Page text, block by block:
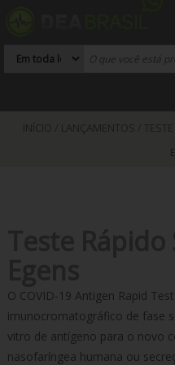
O COVID-19 Antigen Rapid
imunocromatográfico de fase
vitro de antígeno para o novo
nasofaríngea humana ou